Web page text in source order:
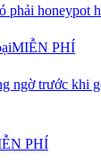
phải honeypot
MIỄN PHÍ
ngờ trước khi
PHÍ